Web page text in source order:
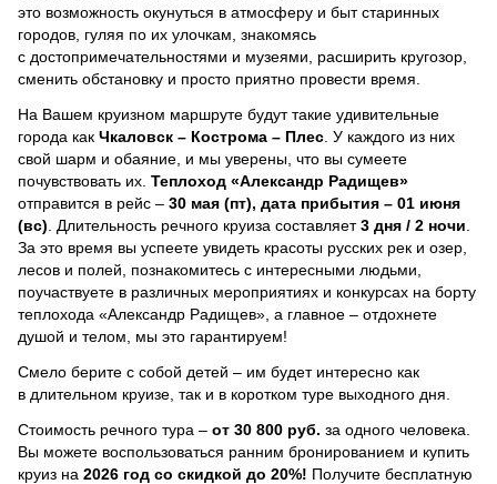
это возможность окунуться в атмосферу и быт старинных
городов, гуляя по их улочкам, знакомясь
с достопримечательностями и музеями, расширить кругозор,
сменить обстановку и просто приятно провести время.
На Вашем круизном маршруте будут такие удивительные
города как Чкаловск – Кострома – Плес . У каждого из них
свой шарм и обаяние, и мы уверены, что вы сумеете
почувствовать их. Теплоход «Александр Радищев»
отправится в рейс – 30 мая (пт), дата прибытия – 01 июня
(вс) . Длительность речного круиза составляет3 дня / 2 ночи
За это время вы успеете увидеть красоты русских рек и озер,
лесов и полей, познакомитесь с интересными людьми,
поучаствуете в различных мероприятиях и конкурсах на борту
теплохода «Александр Радищев», а главное – отдохнете
душой и телом, мы это гарантируем!
Смело берите с собой детей – им будет интересно как
в длительном круизе, так и в коротком туре выходного дня.
Стоимость речного тура – от 30 800 руб. за одного человека.
Вы можете воспользоваться ранним бронированием и купить
круиз на 2026 год со скидкой до 20%! Получите бесплатную